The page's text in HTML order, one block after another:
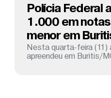
Polícia Federal
1.000 em
menor em
Nesta quarta-feira (11)
apreendeu em Buritis/